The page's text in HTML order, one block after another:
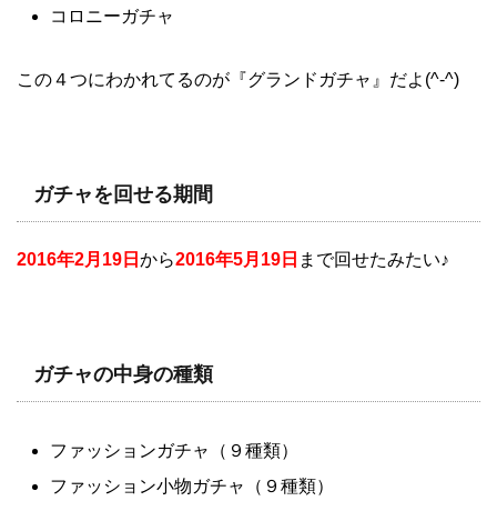
コロニーガチャ
この４つにわかれてるのが『グランドガチャ』だよ(^-^)
ガチャを回せる期間
2016年2月19日 から2016年5月19日 まで回せたみたい♪
ガチャの中身の種類
ファッションガチャ（９種類）
ファッション小物ガチャ（９種類）